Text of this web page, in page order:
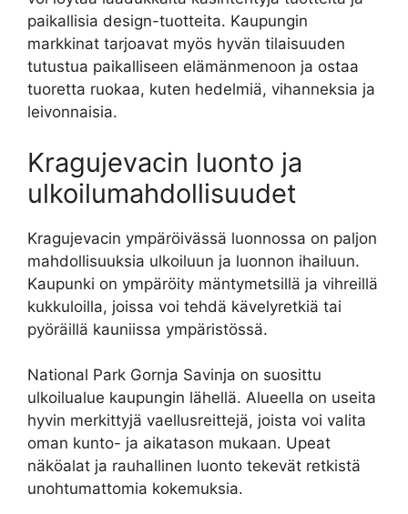
paikallisia design-tuotteita. Kaupungin
markkinat tarjoavat myös hyvän tilaisuuden
tutustua paikalliseen elämänmenoon ja ostaa
tuoretta ruokaa, kuten hedelmiä, vihanneksia ja
leivonnaisia.
Kragujevacin luonto ja
ulkoilumahdollisuudet
Kragujevacin ympäröivässä luonnossa on paljon
mahdollisuuksia ulkoiluun ja luonnon ihailuun.
Kaupunki on ympäröity mäntymetsillä ja vihreillä
kukkuloilla, joissa voi tehdä kävelyretkiä tai
pyöräillä kauniissa ympäristössä.
National Park Gornja Savinja on suosittu
ulkoilualue kaupungin lähellä. Alueella on useita
hyvin merkittyjä vaellusreittejä, joista voi valita
oman kunto- ja aikatason mukaan. Upeat
näköalat ja rauhallinen luonto tekevät retkistä
unohtumattomia kokemuksia.